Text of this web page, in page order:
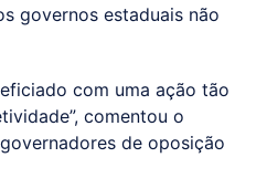
governos estaduais não
com uma ação tão
comentou o
de oposição